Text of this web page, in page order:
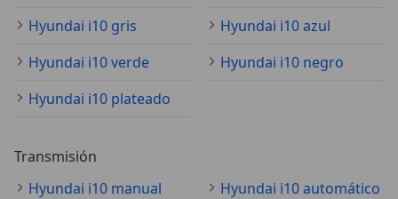
Hyundai i10 gris
Hyundai i10 azul
Hyundai i10 verde
Hyundai i10 negro
Hyundai i10 plateado
Transmisión
Hyundai i10 manual
Hyundai i10 automático